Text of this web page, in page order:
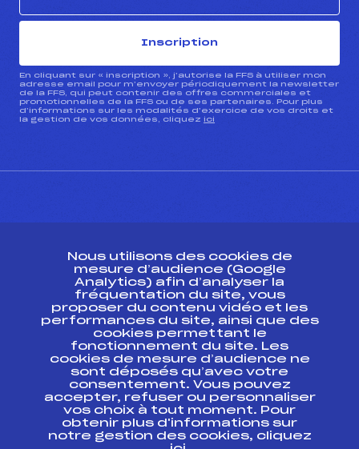
Inscription
En cliquant sur « inscription », j’autorise la FFS à utiliser mon
adresse email pour m’envoyer périodiquement la newsletter
de la FFS, qui peut contenir des offres commerciales et
promotionnelles de la FFS ou de ses partenaires. Pour plus
d’informations sur les modalités d’exercice de vos droits et
la gestion de vos données, cliquez ici
ESPACE PRESSE
Ressources
Pass’Neige
Projet sportif fédéral
Projet de performance fédéral
Antidopage
Pôle Développement, Formation, Suivi
Scientifique
Listes ministérielles
Pôle vie de l’athlète
Nous utilisons des cookies de
mesure d’audience (Google
Analytics) afin d’analyser la
fréquentation du site, vous
proposer du contenu vidéo et les
performances du site, ainsi que des
cookies permettant le
fonctionnement du site. Les
cookies de mesure d’audience ne
sont déposés qu’avec votre
consentement. Vous pouvez
accepter, refuser ou personnaliser
vos choix à tout moment. Pour
obtenir plus d'informations sur
notre gestion des cookies, cliquez